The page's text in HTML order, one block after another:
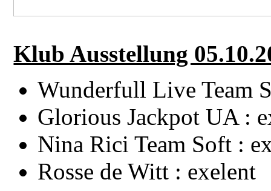
Klub Ausstellung
Wunderfull Live Team
Glorious Jackpot UA :
Nina Rici Team Soft :
Rosse de Witt : exelent